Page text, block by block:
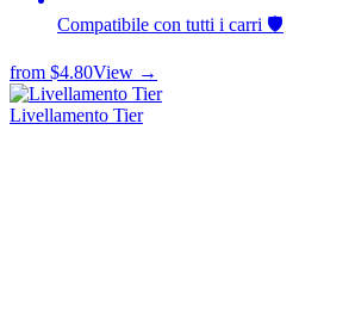
Compatibile con tutti i carri 🛡️
from $4.80View →
Livellamento Tier